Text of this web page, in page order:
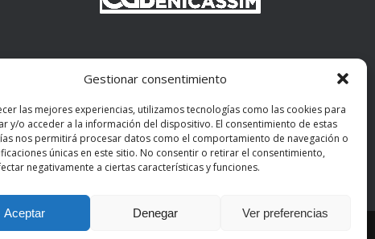
Gestionar consentimiento
las mejores experiencias, utilizamos tecnologías como las cookies para
y/o acceder a la información del dispositivo. El consentimiento de estas
nos permitirá procesar datos como el comportamiento de navegación o
únicas en este sitio. No consentir o retirar el consentimiento,
negativamente a ciertas características y funciones.
Aceptar Denegar Ver preferencias